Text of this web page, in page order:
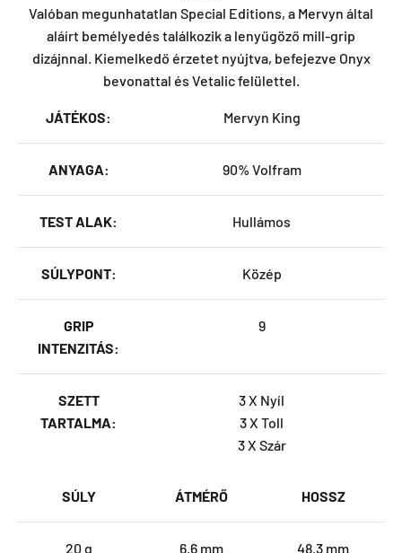
Valóban megunhatatlan Special Editions, a Mervyn által
aláírt bemélyedés találkozik a lenyűgöző mill-grip
dizájnnal. Kiemelkedő érzetet nyújtva, befejezve Onyx
bevonattal és Vetalic felülettel.
JÁTÉKOS: Mervyn King
ANYAGA: 90% Volfram
TEST ALAK: Hullámos
SÚLYPONT: Közép
GRIP
INTENZITÁS:
9
SZETT
TARTALMA:
3 X Nyíl
3 X Toll
3 X Szár
SÚLY ÁTMÉRŐ HOSSZ
20 g 6.6 mm 48.3 mm